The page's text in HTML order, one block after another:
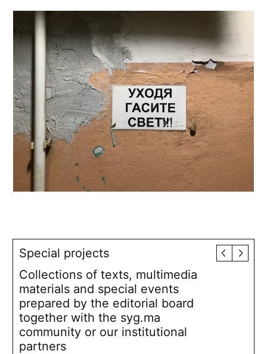
Special projects
Collections of texts, multimedia
materials and special events
prepared by the editorial board
together with the syg.ma
community or our institutional
partners